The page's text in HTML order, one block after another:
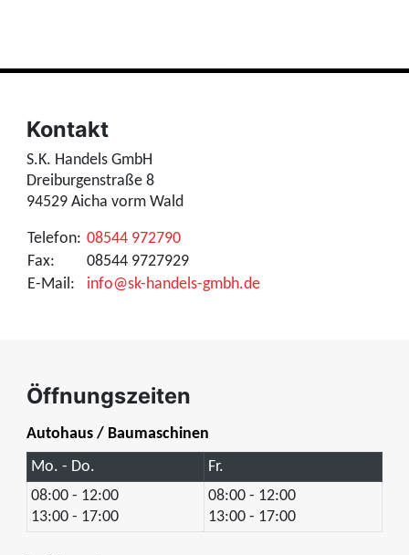
Kontakt
S.K. Handels GmbH
Dreiburgenstraße 8
94529 Aicha vorm Wald
Telefon: 08544 972790
Fax:
08544 9727929
E-Mail:
info@sk-handels-gmbh.de
Öffnungszeiten
Autohaus / Baumaschinen
Mo. - Do.
Fr.
08:00 - 12:00
13:00 - 17:00
08:00 - 12:00
13:00 - 17:00